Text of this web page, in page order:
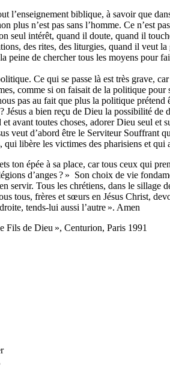
biblique, à savoir que
plus n’est pas sans l’homme. Ce n’est
seul intérêt, quand il doute, quand il
des rites, des liturgies, quand il veut la
peine de chercher tous les moyens pour
Ce qui se passe là est très grave,
comme si on faisait de la politique pour
pas au fait que plus la politique prétend
Jésus a bien reçu de Dieu la possibilité
avant toutes choses, adorer Dieu seul et
veut d’abord être le Serviteur Souffrant
libère les victimes des pharisiens et qui
épée à sa place, car tous ceux qui
d’anges ? » Son choix de vie
servir. Tous les chrétiens, dans le sillage
frères et sœurs en Jésus Christ,
tends-lui aussi l’autre ». Amen
de Dieu », Centurion, Paris 1991